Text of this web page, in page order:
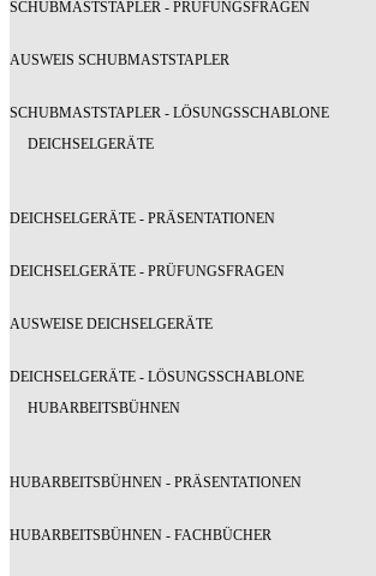
SCHUBMASTSTAPLER - PRÜFUNGSFRAGEN
AUSWEIS SCHUBMASTSTAPLER
SCHUBMASTSTAPLER - LÖSUNGSSCHABLONE
DEICHSELGERÄTE
DEICHSELGERÄTE - PRÄSENTATIONEN
DEICHSELGERÄTE - PRÜFUNGSFRAGEN
AUSWEISE DEICHSELGERÄTE
DEICHSELGERÄTE - LÖSUNGSSCHABLONE
HUBARBEITSBÜHNEN
HUBARBEITSBÜHNEN - PRÄSENTATIONEN
HUBARBEITSBÜHNEN - FACHBÜCHER